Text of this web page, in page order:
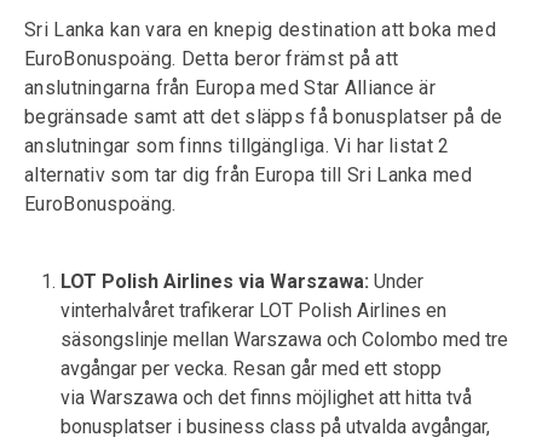
Sri Lanka kan vara en knepig destination att boka med
EuroBonuspoäng. Detta beror främst på att
anslutningarna från Europa med Star Alliance är
begränsade samt att det släpps få bonusplatser på de
anslutningar som finns tillgängliga. Vi har listat 2
alternativ som tar dig från Europa till Sri Lanka med
EuroBonuspoäng.
LOT Polish Airlines via Warszawa: Under
vinterhalvåret trafikerar LOT Polish Airlines en
säsongslinje mellan Warszawa och Colombo med tre
avgångar per vecka. Resan går med ett stopp
via Warszawa och det finns möjlighet att hitta två
bonusplatser i business class på utvalda avgångar,